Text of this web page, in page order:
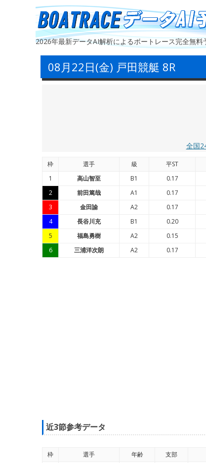
2026年最新データAI解析によるボートレース完全無料
08月22日(金) 戸田競艇 8R
全国
枠 選手 級 平ST
1
高山智至 B1 0.17
2
前田篤哉 A1 0.17
3
金田諭 A2 0.17
4
長谷川充 B1 0.20
5
福島勇樹 A2 0.15
6
三浦洋次朗 A2 0.17
近3節参考データ
枠 選手 年齢 支部